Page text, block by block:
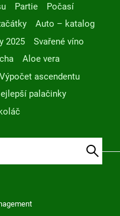
Partie
Počasí
Auto – katalog
2025
Svařené víno
Aloe vera
Výpočet ascendentu
palačinky